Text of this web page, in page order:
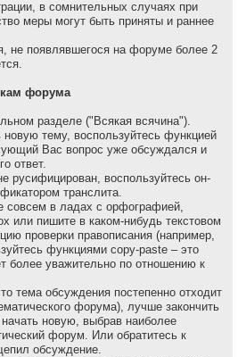
в сомнительных случаях при
меры могут быть приняты и раннее
не появлявшегося на форуме более 2
форума
разделе ("Всякая всячина").
тему, воспользуйтесь функцией
Вас вопрос уже обсуждался и
ответ.
русифицирован, воспользуйтесь он-
транслита.
совсем в ладах с орфографией,
или пишите в каком-нибудь текстовом
проверки правописания (например,
функциями copy-paste – это
более уважительно по отношению к
тема обсуждения постепенно отходит
форума), лучше закончить
новую, выбрав наиболее
форум. Или обратитесь к
обсуждение.